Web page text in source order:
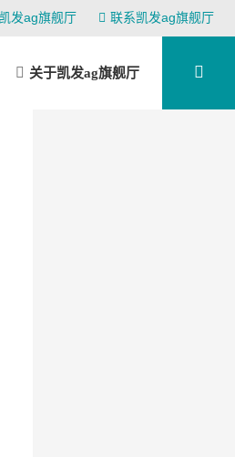
发ag旗舰厅 联系凯发ag旗舰厅
关于凯发ag旗舰厅